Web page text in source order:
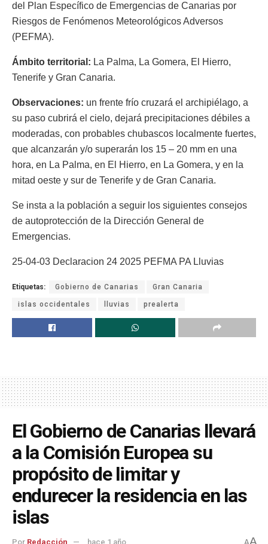
del Plan Específico de Emergencias de Canarias por
Riesgos de Fenómenos Meteorológicos Adversos
(PEFMA).
Ámbito territorial: La Palma, La Gomera, El Hierro,
Tenerife y Gran Canaria.
Observaciones: un frente frío cruzará el archipiélago, a
su paso cubrirá el cielo, dejará precipitaciones débiles a
moderadas, con probables chubascos localmente fuertes,
que alcanzarán y/o superarán los 15 – 20 mm en una
hora, en La Palma, en El Hierro, en La Gomera, y en la
mitad oeste y sur de Tenerife y de Gran Canaria.
Se insta a la población a seguir los siguientes consejos
de autoprotección de la Dirección General de
Emergencias.
25-04-03 Declaracion 24 2025 PEFMA PA Lluvias
Etiquetas: Gobierno de Canarias Gran Canaria
islas occidentales lluvias prealerta
El Gobierno de Canarias llevará
a la Comisión Europea su
propósito de limitar y
endurecer la residencia en las
islas
Por Redacción hace 1 año A